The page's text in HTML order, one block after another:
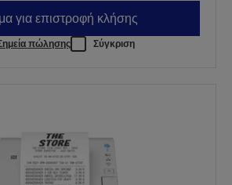
για επιστροφή κλήσης
πώλησης Σύγκριση